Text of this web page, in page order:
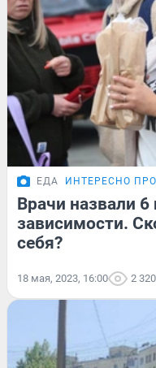
ЕДА ИНТЕРЕСНО
Врачи назвали
зависимости.
себя?
18 мая, 2023, 16:00 2 320